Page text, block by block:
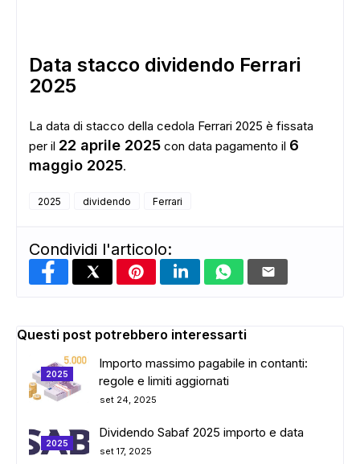
ADS
Data stacco dividendo Ferrari
2025
La data di stacco della cedola Ferrari 2025 è fissata
per il 22 aprile 2025 con data pagamento il 6
maggio 2025.
2025 dividendo Ferrari
Condividi l'articolo:
Questi post potrebbero interessarti
2025
Importo massimo pagabile in contanti:
regole e limiti aggiornati
set 24, 2025
2025
Dividendo Sabaf 2025 importo e data
set 17, 2025